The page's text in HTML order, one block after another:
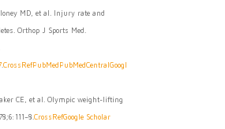
MD, et al. Injury rate and
Orthop J Sports Med.
.CrossRefPubMedPubMedCentral Googl
CE, et al. Olympic weight-lifting
CrossRefGoogle Scholar